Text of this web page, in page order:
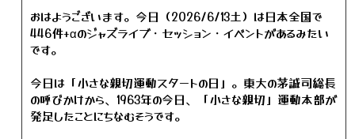
おはようございます。今日（2026/6/13土）は日本全国で
446件+αのジャズライブ・セッション・イベントがあるみたい
です。
今日は「小さな親切運動スタートの日」。東大の茅誠司総長
の呼びかけから、1963年の今日、「小さな親切」運動本部が
発足したことにちなむそうです。